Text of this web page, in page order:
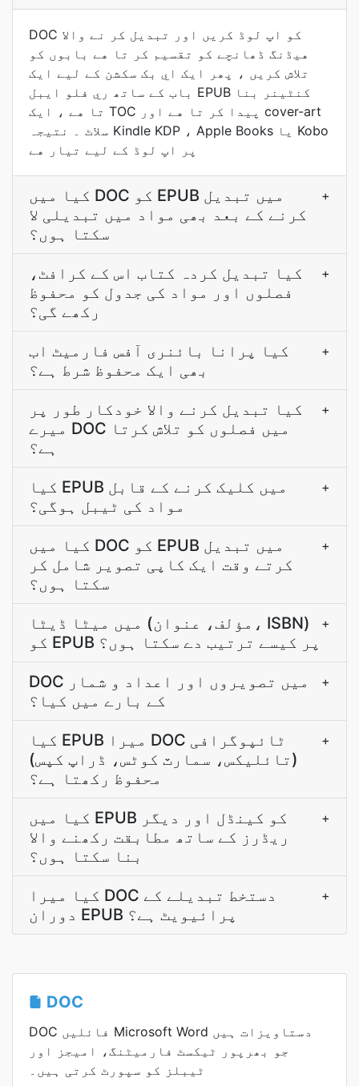
DOC کو اپ لوڈ کريں اور تبديل کر نے والا
هيڈنگ ڈھانچے کو تقسيم کر تا هے بابوں کو
تلاش کريں ، پھر ايک اي بک سکشن کے ليے ایک
باب کے ساتھ ري فلو ايبل EPUB کنٹينر بنا
تا هے ، ايک TOC پيدا کر تا هے اور cover-art
سلاٹ ۔ نتيجہ Kindle KDP ، Apple Books يا Kobo
پر اپ لوڈ کے ليے تيار هے
کیا میں DOC کو EPUB میں تبدیل
کرنے کے بعد بھی مواد میں تبدیلی لا
سکتا ہوں؟
+
کیا تبدیل کردہ کتاب اس کے کرافٹ،
فصلوں اور مواد کی جدول کو محفوظ
رکھے گی؟
+
کیا پرانا بائنری آفس فارمیٹ اب
بھی ایک محفوظ شرط ہے؟
+
کیا تبدیل کرنے والا خودکار طور پر
میرے DOC میں فصلوں کو تلاش کرتا
ہے؟
+
کیا EPUB میں کلیک کرنے کے قابل
مواد کی ٹیبل ہوگی؟
+
کیا میں DOC کو EPUB میں تبدیل
کرتے وقت ایک کاپی تصویر شامل کر
سکتا ہوں؟
+
میں میٹا ڈیٹا (مؤلف، عنوان، ISBN)
کو EPUB پر کیسے ترتیب دے سکتا ہوں؟
+
DOC میں تصویروں اور اعداد و شمار
کے بارے میں کیا؟
+
کیا EPUB میرا DOC ٹائپوگرافی
(تائلیکس، سمارٽ کوٹس، ڈراپ کپس)
محفوظ رکھتا ہے؟
+
کیا میں EPUB کو کینڈل اور دیگر
ریڈرز کے ساتھ مطابقت رکھنے والا
بنا سکتا ہوں؟
+
کیا میرا DOC دستخط تبدیلے کے
دوران EPUB پرائیویٹ ہے؟
+
DOC
DOC فائلیں Microsoft Word دستاویزات ہیں
جو بھرپور ٹیکسٹ فارمیٹنگ، امیجز اور
ٹیبلز کو سپورٹ کرتی ہیں۔